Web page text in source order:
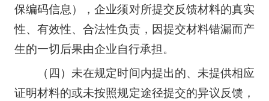
保编码信息），企业须对所提交反馈材料的真实
性、有效性、合法性负责，因提交材料错漏而产
生的一切后果由企业自行承担。
（四）未在规定时间内提出的、未提供相应
证明材料的或未按照规定途径提交的异议反馈，